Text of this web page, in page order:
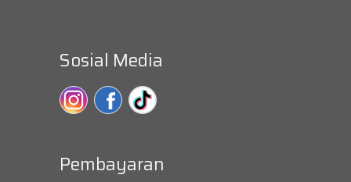
Sosial Media
Pembayaran